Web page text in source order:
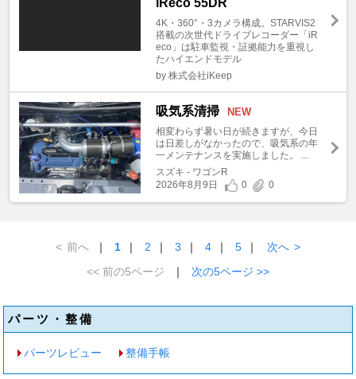
4K・360°・3カメラ構成。STARVIS2
搭載の次世代ドライブレコーダー「iR
eco」は駐車監視・証拠能力を重視し
たハイエンドモデル
by 株式会社iKeep
吸気系清掃 NEW
相変わらず暑い日が続きますが、今日
は日差しがなかったので、吸気系の年
一メンテナンスを実施しました。 ...
スズキ - ワゴンR
2026年8月9日
0 0
< 前へ ｜ 1 ｜ 2 ｜ 3 ｜ 4 ｜ 5 ｜ 次へ >
<< 前の5ページ
｜ 次の5ページ >>
パーツ・整備
パーツレビュー 整備手帳